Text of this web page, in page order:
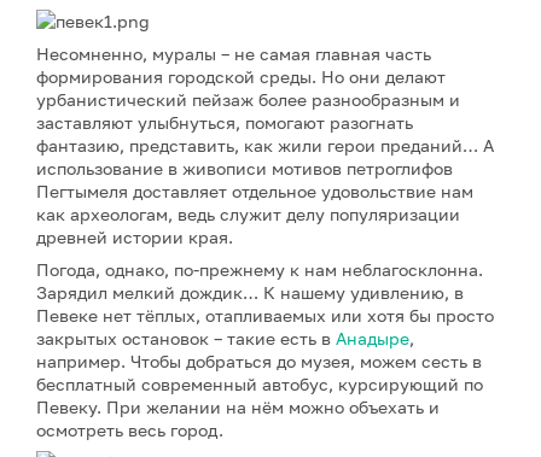
Несомненно, муралы – не самая главная часть
формирования городской среды. Но они делают
урбанистический пейзаж более разнообразным и
заставляют улыбнуться, помогают разогнать
фантазию, представить, как жили герои преданий… А
использование в живописи мотивов петроглифов
Пегтымеля доставляет отдельное удовольствие нам
как археологам, ведь служит делу популяризации
древней истории края.
Погода, однако, по-прежнему к нам неблагосклонна.
Зарядил мелкий дождик… К нашему удивлению, в
Певеке нет тёплых, отапливаемых или хотя бы просто
закрытых остановок – такие есть в Анадыре,
например. Чтобы добраться до музея, можем сесть в
бесплатный современный автобус, курсирующий по
Певеку. При желании на нём можно объехать и
осмотреть весь город.